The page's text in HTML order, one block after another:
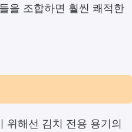
을 조합하면 훨씬 쾌적한
위해선 김치 전용 용기의